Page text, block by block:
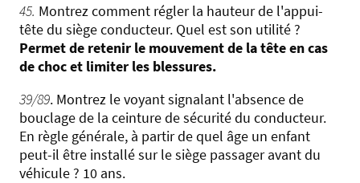
45. Montrez comment régler la hauteur de l'appui-
tête du siège conducteur. Quel est son utilité ?
Permet de retenir le mouvement de la tête en cas
de choc et limiter les blessures.
39/89. Montrez le voyant signalant l'absence de
bouclage de la ceinture de sécurité du conducteur.
En règle générale, à partir de quel âge un enfant
peut-il être installé sur le siège passager avant du
véhicule ? 10 ans.